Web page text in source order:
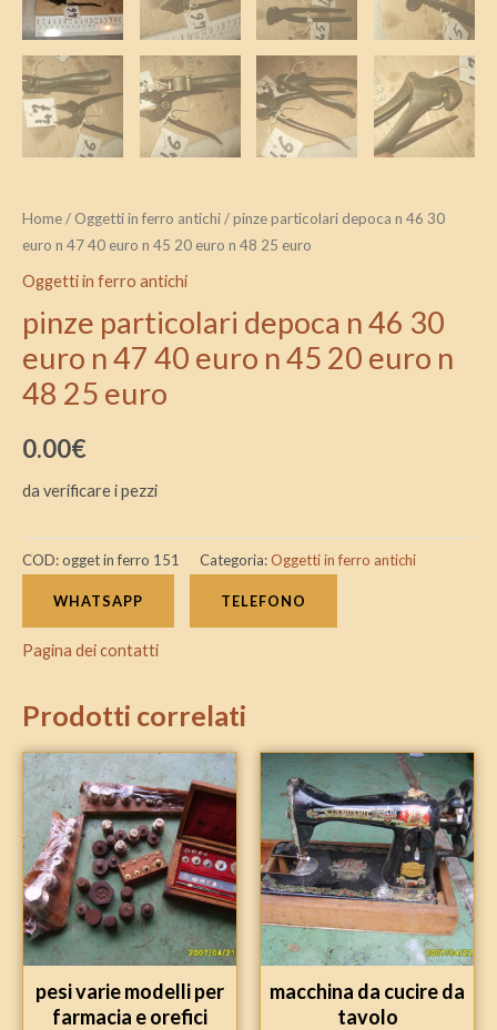
Home/ Oggetti in ferro antichi/ pinze particolari depoca n 46 30
euro n 47 40 euro n 45 20 euro n 48 25 euro
Oggetti in ferro antichi
pinze particolari depoca n 46 30
euro n 47 40 euro n 45 20 euro n
48 25 euro
0.00€
da verificare i pezzi
euro
n
48
25
euro
COD:ogget in ferro 151 Categoria: Oggetti in ferro antichi
WHATSAPP TELEFONO
Pagina dei contatti
Prodotti correlati
pesi varie modelli per
farmacia e orefici
macchina da cucire da
tavolo